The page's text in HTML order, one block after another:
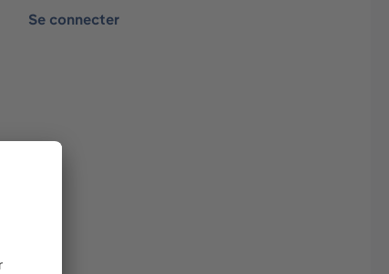
Se connecter